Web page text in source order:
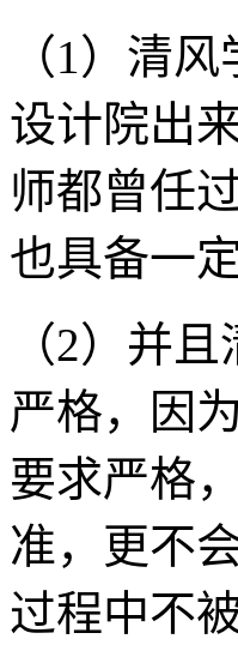
（1）清
设计院出
师都曾任
也具备一
（2）并
严格，因
要求严格
准，更不
过程中不